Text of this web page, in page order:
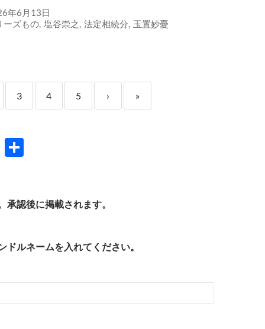
年6月13日
ーズもの, 塩谷崇之, 法定相続分, 玉置妙憂
3 4 5 › »
H
n 認後に掲載されます。
ルネームを入れてください。